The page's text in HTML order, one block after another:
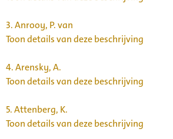
3.Anrooy, P. van
Toon details van deze beschrijving
4.Arensky, A.
Toon details van deze beschrijving
5.Attenberg, K.
Toon details van deze beschrijving